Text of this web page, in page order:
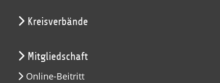
Kreisverbände
Mitgliedschaft
Online-Beitritt